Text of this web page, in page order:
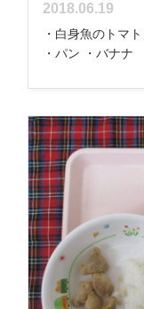
2018.06.19
・白身魚のトマ
・パン ・バナナ